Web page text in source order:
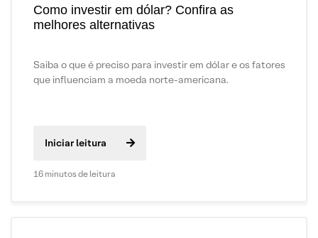
Como investir em dólar? Confira as
melhores alternativas
Saiba o que é preciso para investir em dólar e os fatores
que influenciam a moeda norte-americana.
Iniciar leitura
16 minutos de leitura